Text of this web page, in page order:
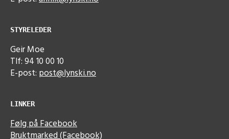
STYRELEDER
Geir Moe
Tlf: 94 10 00 10
E-post: post@lynski.no
LINKER
Følg på Facebook
Bruktmarked (Facebook)